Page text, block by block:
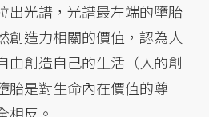
出光譜，光譜最左端的墮胎
創造力相關的價值，認為人
由創造自己的生活（人的創
胎是對生命內在價值的尊